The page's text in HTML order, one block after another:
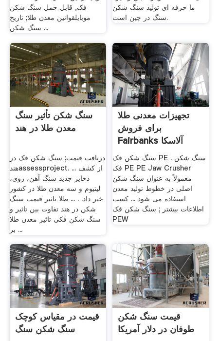
فک, قابل حمل سنگ شکن
موبایلقوانین معدن طلا; تاریخ
سنگ شکن ...
ما حرفه ای تولید سنگ شکن
سنگ در چین است.
سنگ شکن تأثیر سنگ
معدن طلا در هند
دریافت قیمت; سنگ شکن فک در
هندassessproject. ... از کشف
ذخایر جدید سنگ آهن، روی،
لیتیوم و سه معدن طلا در کشور
خبر داد. . ... طلا تاثیر قیمت سنگ
شکن در هند تفاوت بین تاثیر و
سنگ شکن فکی تاثیر معدن طلا
بر ...
تجهیزات معدنی طلا
برای فروش
Fairbanks آلاسکا
سنگ شکن فک PE . سنگ شکن
فک PE PE Jaw Crusher
معمولاً به عنوان سنگ شکن
اصلی در خطوط تولید معدن
استفاده می شود ... کسب
اطلاعات بیشتر ; سنگ شکن فک
PEW
قیمت در مقیاس کوچک
سنگ شکن سنگ
قیمت سنگ شکن
طوفان در دلار آمریکا